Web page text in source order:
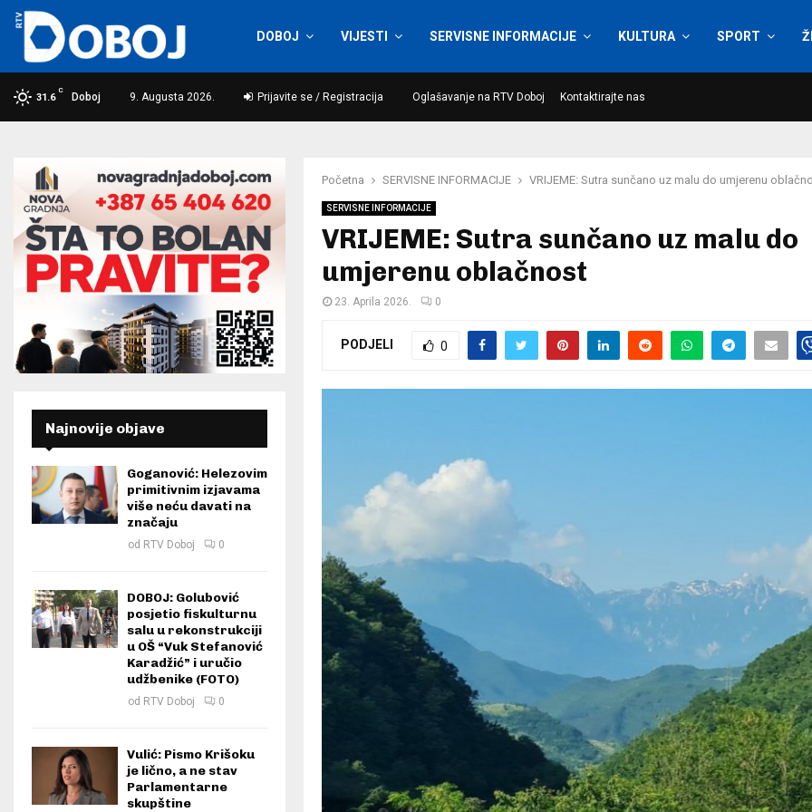
DOBOJ VIJESTI SERVISNE INFORMACIJE KULTURA SPORT
31.6
C
Doboj 9. Augusta 2026. Prijavite se / Registracija Oglašavanje na RTV Doboj Kontaktirajte nas
Početna SERVISNE INFORMACIJE VRIJEME: Sutra sunčano uz malu do umjerenu
SERVISNE INFORMACIJE
VRIJEME: Sutra sunčano uz malu do
umjerenu oblačnost
23. Aprila 2026. 0
PODJELI 0
Najnovije objave
Goganović: Helezovim
primitivnim izjavama
više neću davati na
značaju
od RTV Doboj 0
DOBOJ: Golubović
posjetio fiskulturnu
salu u rekonstrukciji
u OŠ “Vuk Stefanović
Karadžić” i uručio
udžbenike (FOTO)
od RTV Doboj 0
Vulić: Pismo Krišoku
je lično, a ne stav
Parlamentarne
skupštine